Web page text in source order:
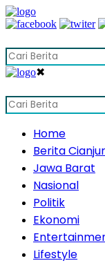
✖
Home
Berita Cianjur
Jawa Barat
Nasional
Politik
Ekonomi
Lifestyle